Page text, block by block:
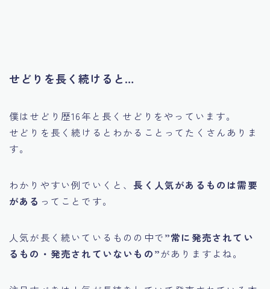
せどりを長く続けると…
僕はせどり歴16年と長くせどりをやっています。
せどりを長く続けるとわかることってたくさんありま
す。
わかりやすい例でいくと、長く人気があるものは需要
がある ってことです。
人気が長く続いているものの中で”常に発売されてい
るもの・発売されていないもの”がありますよね。